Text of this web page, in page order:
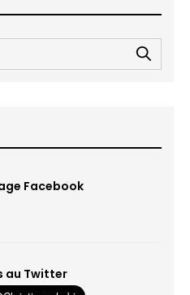
Facebook
au Twitter